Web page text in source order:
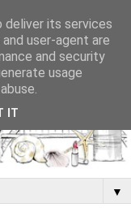
▼
deliver its services
user-agent are
and security
usage
IT